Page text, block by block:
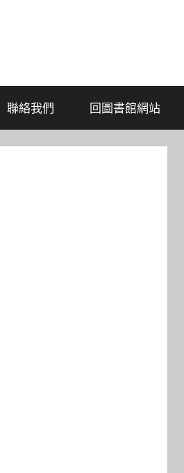
聯絡我們 回圖書館網站